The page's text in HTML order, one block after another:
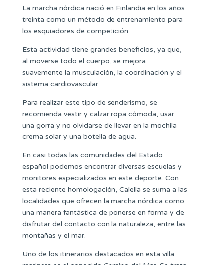
La marcha nórdica nació en Finlandia en los años
treinta como un método de entrenamiento para
los esquiadores de competición.
Esta actividad tiene grandes beneficios, ya que,
al moverse todo el cuerpo, se mejora
suavemente la musculación, la coordinación y el
sistema cardiovascular.
Para realizar este tipo de senderismo, se
recomienda vestir y calzar ropa cómoda, usar
una gorra y no olvidarse de llevar en la mochila
crema solar y una botella de agua.
En casi todas las comunidades del Estado
español podemos encontrar diversas escuelas y
monitores especializados en este deporte. Con
esta reciente homologación, Calella se suma a las
localidades que ofrecen la marcha nórdica como
una manera fantástica de ponerse en forma y de
disfrutar del contacto con la naturaleza, entre las
montañas y el mar.
Uno de los itinerarios destacados en esta villa